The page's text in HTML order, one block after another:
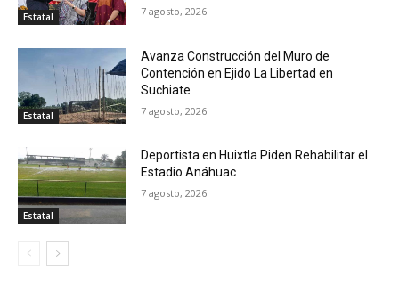
Estatal 7 agosto, 2026
Estatal
Avanza Construcción del Muro de
Contención en Ejido La Libertad en
Suchiate
7 agosto, 2026
Estatal
Deportista en Huixtla Piden Rehabilitar el
Estadio Anáhuac
7 agosto, 2026